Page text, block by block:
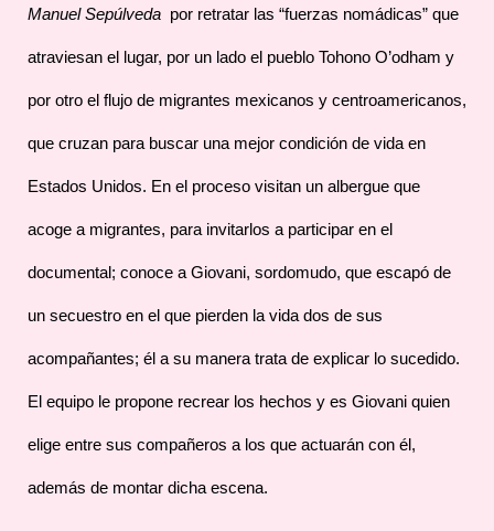
Manuel Sepúlveda por retratar las “fuerzas nomádicas” que
atraviesan el lugar, por un lado el pueblo Tohono O’odham y
por otro el flujo de migrantes mexicanos y centroamericanos,
que cruzan para buscar una mejor condición de vida en
Estados Unidos. En el proceso visitan un albergue que
acoge a migrantes, para invitarlos a participar en el
documental; conoce a Giovani, sordomudo, que escapó de
un secuestro en el que pierden la vida dos de sus
acompañantes; él a su manera trata de explicar lo sucedido.
El equipo le propone recrear los hechos y es Giovani quien
elige entre sus compañeros a los que actuarán con él,
además de montar dicha escena.